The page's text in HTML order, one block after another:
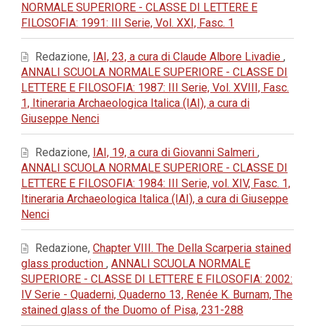
NORMALE SUPERIORE - CLASSE DI LETTERE E
FILOSOFIA: 1991: III Serie, Vol. XXI, Fasc. 1
Redazione, IAI, 23, a cura di Claude Albore Livadie ,
ANNALI SCUOLA NORMALE SUPERIORE - CLASSE DI
LETTERE E FILOSOFIA: 1987: III Serie, Vol. XVIII, Fasc.
1, Itineraria Archaeologica Italica (IAI), a cura di
Giuseppe Nenci
Redazione, IAI, 19, a cura di Giovanni Salmeri ,
ANNALI SCUOLA NORMALE SUPERIORE - CLASSE DI
LETTERE E FILOSOFIA: 1984: III Serie, vol. XIV, Fasc. 1,
Itineraria Archaeologica Italica (IAI), a cura di Giuseppe
Nenci
Redazione, Chapter VIII. The Della Scarperia stained
glass production , ANNALI SCUOLA NORMALE
SUPERIORE - CLASSE DI LETTERE E FILOSOFIA: 2002:
IV Serie - Quaderni, Quaderno 13, Renée K. Burnam, The
stained glass of the Duomo of Pisa, 231-288